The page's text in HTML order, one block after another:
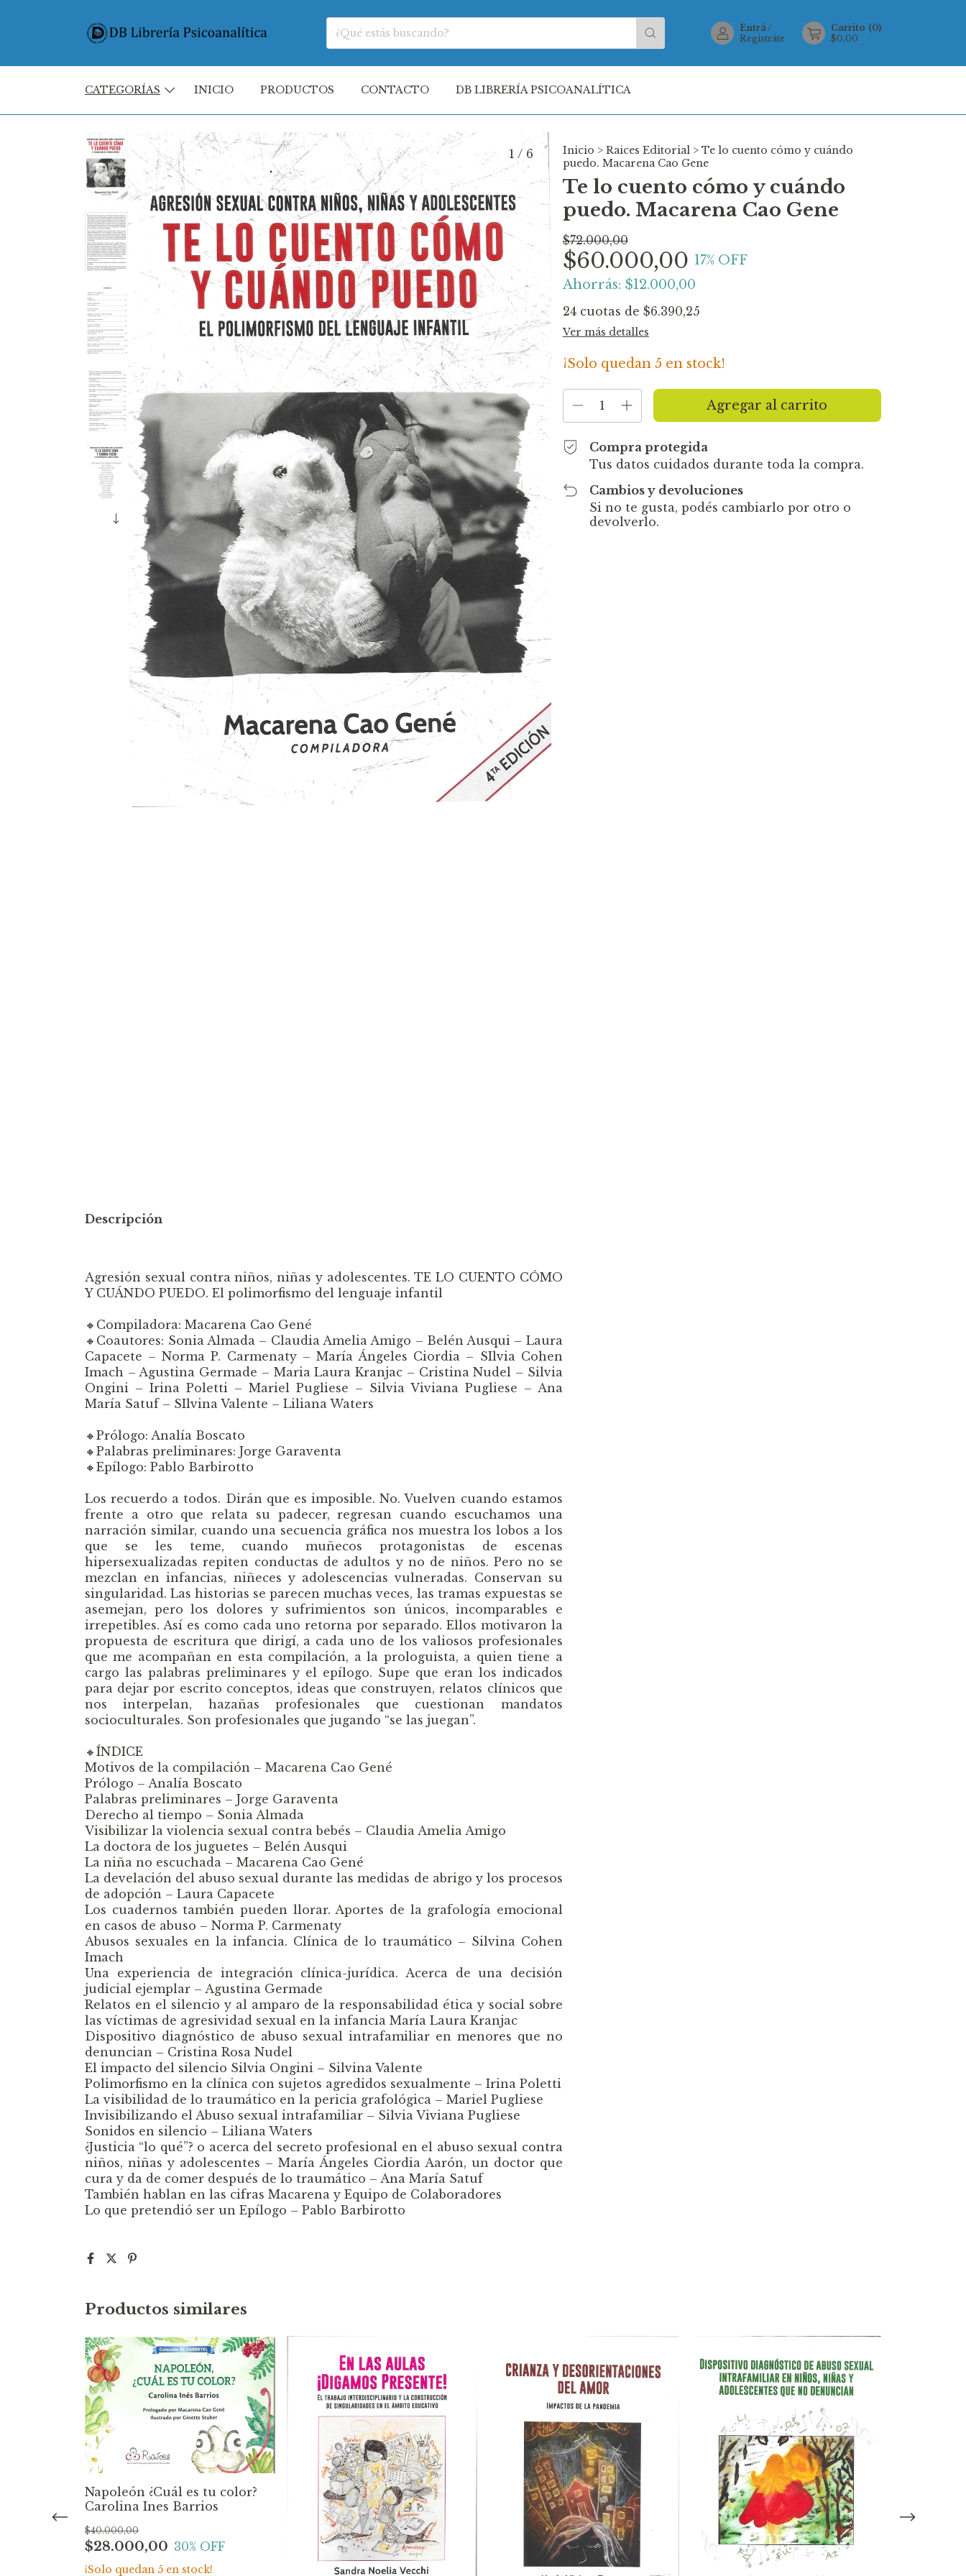
Entrá/
Registráte
Carrito (0)
$0,00
CATEGORÍAS INICIO PRODUCTOS CONTACTO DB LIBRERÍA PSICOANALÍTICA
1 / 6 Inicio > Raices Editorial > Te lo cuento cómo y cuándo
puedo. Macarena Cao Gene
Te lo cuento cómo y cuándo
puedo. Macarena Cao Gene
$72.000,00
$60.000,00 17% OFF
Ahorrás: $12.000,00
24 cuotas de $6.390,25
Ver más detalles
¡Solo quedan 5 en stock!
Compra protegida
Tus datos cuidados durante toda la compra.
Cambios y devoluciones
Si no te gusta, podés cambiarlo por otro o
devolverlo.
Descripción
Agresión sexual contra niños, niñas y adolescentes. TE LO CUENTO CÓMO
Y CUÁNDO PUEDO. El polimorfismo del lenguaje infantil
🔸Compiladora: Macarena Cao Gené
🔸Coautores: Sonia Almada – Claudia Amelia Amigo – Belén Ausqui – Laura
Capacete – Norma P. Carmenaty – María Ángeles Ciordia – SIlvia Cohen
Imach – Agustina Germade – Maria Laura Kranjac – Cristina Nudel – Silvia
Ongini – Irina Poletti – Mariel Pugliese – Silvia Viviana Pugliese – Ana
María Satuf – SIlvina Valente – Liliana Waters
🔸Prólogo: Analía Boscato
🔸Palabras preliminares: Jorge Garaventa
🔸Epílogo: Pablo Barbirotto
Los recuerdo a todos. Dirán que es imposible. No. Vuelven cuando estamos
frente a otro que relata su padecer, regresan cuando escuchamos una
narración similar, cuando una secuencia gráfica nos muestra los lobos a los
que se les teme, cuando muñecos protagonistas de escenas
hipersexualizadas repiten conductas de adultos y no de niños. Pero no se
mezclan en infancias, niñeces y adolescencias vulneradas. Conservan su
singularidad. Las historias se parecen muchas veces, las tramas expuestas se
asemejan, pero los dolores y sufrimientos son únicos, incomparables e
irrepetibles. Así es como cada uno retorna por separado. Ellos motivaron la
propuesta de escritura que dirigí, a cada uno de los valiosos profesionales
que me acompañan en esta compilación, a la prologuista, a quien tiene a
cargo las palabras preliminares y el epílogo. Supe que eran los indicados
para dejar por escrito conceptos, ideas que construyen, relatos clínicos que
nos interpelan, hazañas profesionales que cuestionan mandatos
socioculturales. Son profesionales que jugando “se las juegan”.
🔸ÍNDICE
Motivos de la compilación – Macarena Cao Gené
Prólogo – Analía Boscato
Palabras preliminares – Jorge Garaventa
Derecho al tiempo – Sonia Almada
Visibilizar la violencia sexual contra bebés – Claudia Amelia Amigo
La doctora de los juguetes – Belén Ausqui
La niña no escuchada – Macarena Cao Gené
La develación del abuso sexual durante las medidas de abrigo y los procesos
de adopción – Laura Capacete
Los cuadernos también pueden llorar. Aportes de la grafología emocional
en casos de abuso – Norma P. Carmenaty
Abusos sexuales en la infancia. Clínica de lo traumático – Silvina Cohen
Imach
Una experiencia de integración clínica-jurídica. Acerca de una decisión
judicial ejemplar – Agustina Germade
Relatos en el silencio y al amparo de la responsabilidad ética y social sobre
las víctimas de agresividad sexual en la infancia María Laura Kranjac
Dispositivo diagnóstico de abuso sexual intrafamiliar en menores que no
denuncian – Cristina Rosa Nudel
El impacto del silencio Silvia Ongini – Silvina Valente
Polimorfismo en la clínica con sujetos agredidos sexualmente – Irina Poletti
La visibilidad de lo traumático en la pericia grafológica – Mariel Pugliese
Invisibilizando el Abuso sexual intrafamiliar – Silvia Viviana Pugliese
Sonidos en silencio – Liliana Waters
¿Justicia “lo qué”? o acerca del secreto profesional en el abuso sexual contra
niños, niñas y adolescentes – María Ángeles Ciordia Aarón, un doctor que
cura y da de comer después de lo traumático – Ana María Satuf
También hablan en las cifras Macarena y Equipo de Colaboradores
Lo que pretendió ser un Epílogo – Pablo Barbirotto
Productos similares
Napoleón ¿Cuál es tu color?
Carolina Ines Barrios
$28.000,00
$40.000,00
30% OFF
¡Solo quedan 5 en stock!